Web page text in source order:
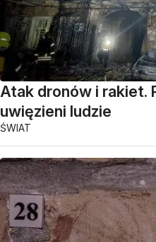
Atak dronów i rakiet.
uwięzieni ludzie
ŚWIAT